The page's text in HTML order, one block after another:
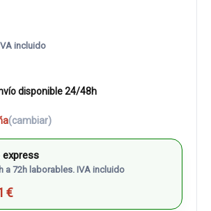
incluido
disponible 24/48h
(cambiar)
express
a 72h laborables. IVA incluido
€